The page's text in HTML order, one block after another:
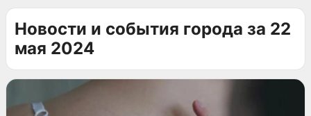
Новости и события города за 22
мая 2024